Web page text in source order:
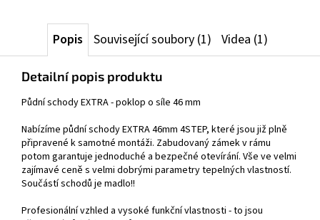
Popis Související soubory (1) Videa (1)
Detailní popis produktu
Půdní schody EXTRA - poklop o síle 46 mm
Nabízíme půdní schody EXTRA 46mm 4STEP, které jsou již plně
připravené k samotné montáži. Zabudovaný zámek v rámu
potom garantuje jednoduché a bezpečné otevírání. Vše ve velmi
zajímavé ceně s velmi dobrými parametry tepelných vlastností.
Součástí schodů je madlo!!
Profesionální vzhled a vysoké funkční vlastnosti - to jsou